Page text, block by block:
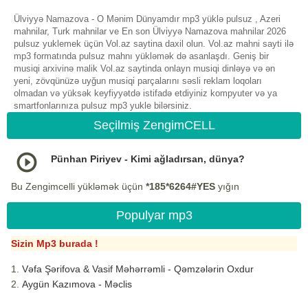
Ülviyyə Namazova - O Mənim Dünyamdır mp3 yüklə pulsuz , Azeri
mahnilar, Turk mahnilar ve En son Ülviyyə Namazova mahnilar 2026
pulsuz yuklemek üçün Vol.az saytina daxil olun. Vol.az mahni sayti ilə
mp3 formatında pulsuz mahnı yükləmək də asanlaşdı. Geniş bir
musiqi arxivinə malik Vol.az saytinda onlayn musiqi dinləyə və ən
yeni, zövqünüzə uyğun musiqi parçalarını səsli reklam loqoları
olmadan və yüksək keyfiyyətdə istifadə etdiyiniz kompyuter və ya
smartfonlarınıza pulsuz mp3 yukle bilərsiniz.
Seçilmiş ZengimCELL
Pünhan Piriyev - Kimi ağladırsan, dünya?
Bu Zengimcelli yükləmək üçün *185*6264#YES yığın
Populyar mp3
Sizin Mp3 burada !
Vəfa Şərifova & Vasif Məhərrəmli - Qəmzələrin Oxdur
Aygün Kazımova - Məclis